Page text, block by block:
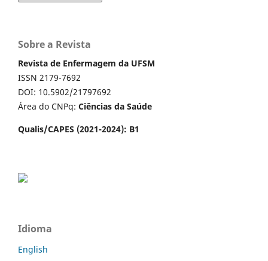
Sobre a Revista
Revista de Enfermagem da UFSM
ISSN 2179-7692
DOI: 10.5902/21797692
Área do CNPq: Ciências da Saúde
Qualis/CAPES (2021-2024): B1
Idioma
English